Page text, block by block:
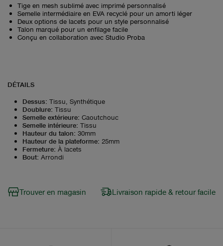
Tige en mesh sublimé avec imprimé personnalisé
Semelle intermédiaire en EVA recyclé pour un amorti léger
Deux options de lacets pour un style personnalisé
Talon marqué pour un enfilage facile
Conçu en collaboration avec Studio Proba
DÉTAILS
Dessus: Tissu, Synthétique
Doublure: Tissu
Semelle extérieure: Caoutchouc
Semelle intérieure: Tissu
Hauteur du talon: 30mm
Hauteur de la plateforme: 25mm
Fermeture: À lacets
Bout: Arrondi
Trouver en magasin Livraison rapide & retour facile